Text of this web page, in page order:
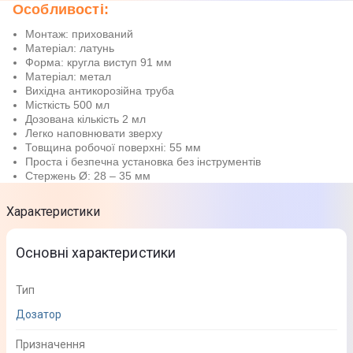
Особливості:
Монтаж: прихований
Матеріал: латунь
Форма: кругла виступ 91 мм
Матеріал: метал
Вихідна антикорозійна труба
Місткість 500 мл
Дозована кількість 2 мл
Легко наповнювати зверху
Товщина робочої поверхні: 55 мм
Проста і безпечна установка без інструментів
Стержень Ø: 28 – 35 мм
Характеристики
Основні характеристики
Тип
Дозатор
Призначення